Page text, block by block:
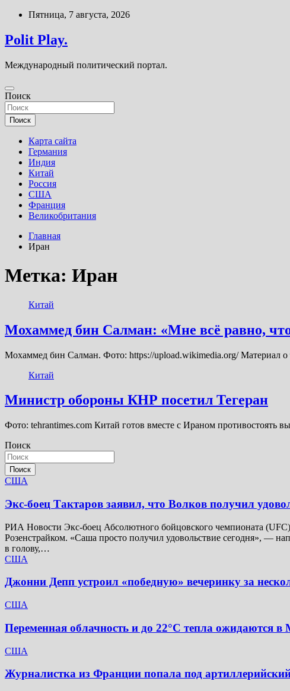
Перейти
содержимому
Пятница, 7 августа, 2026
Polit Play.
Международный политический портал.
Поиск
Поиск
Карта сайта
Германия
Индия
Китай
Россия
США
Франция
Великобритания
Главная
Иран
Метка: Иран
Китай
Мохаммед бин Салман: «Мне всё равно,
Мохаммед бин Салман. Фото: https://upload.wikimedia.org/ Материал
Китай
Министр обороны КНР посетил Тегеран
Фото: tehrantimes.com Китай готов вместе с Ираном
Поиск
Поиск
США
Экс-боец Тактаров заявил, что Волков получил
РИА Новости Экс-боец Абсолютного бойцовского чемпионата
Розенстрайком. «Саша просто получил удовольствие сегодня», —
в голову,…
США
Джонни Депп устроил «победную» вечеринку за
США
Переменная облачность и до 22°C тепла ожидаются в
США
Журналистка из Франции попала под